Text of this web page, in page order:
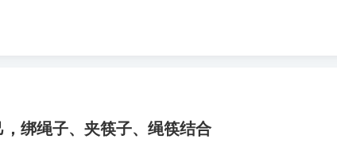
绑绳子、夹筷子、绳筷结合